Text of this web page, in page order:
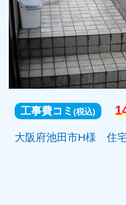
工事費コミ (税込)
大阪府池田市H様 住